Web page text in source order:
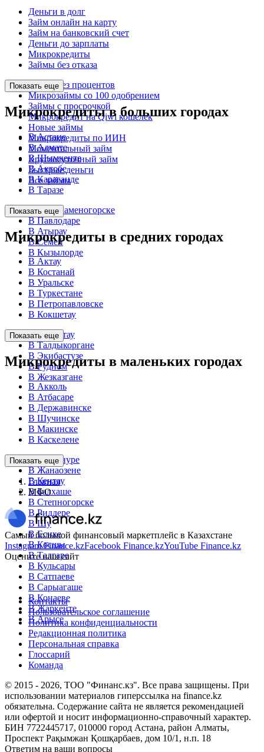
Деньги в долг
Займ онлайн на карту
Займ на банковский счет
Деньги до зарплаты
Микрокредиты
Займы без отказа
Займы без процентов
Микрозаймы со 100 одобрением
Займы с просрочкой
Микрокредит на Qiwi кошелек
Новые займы
Микрокредиты по ИИН
Моментальный займ
Круглосуточный займ
Быстрые деньги
Все займы
Показать еще
Микрокредиты в больших городах
В Астане
В Алмате
В Шымкенте
В Актобе
В Караганде
В Таразе
В Усть-Каменогорске
В Павлодаре
В Атырау
В Семей
В Кызылорде
Показать еще
Микрокредиты в средних городах
В Актау
В Костанай
В Уральске
В Туркестане
В Петропавловске
В Кокшетау
В Темиртау
В Талдыкоргане
В Экибастузе
В Рудном
В Жезказгане
Показать еще
Микрокредиты в маленьких городах
В Акколь
В Атбасаре
В Державинске
В Шучинске
В Макинске
В Каскелене
В Байконуре
В Жанаозене
В Кентау
В Балхаше
В Степногорске
В Риддере
В Шу
В Есике
В Косшы
В Талгаре
В Кульсары
В Сатпаеве
В Сарыагаше
В Конаеве
В Жаркенте
В Арысе
Показать еще
Главная
МФО
Самый большой финансовый маркетплейс в Казахстане
Instagram Finance.kzFacebook Finance.kzYouTube Finance.kz
Оцените наш сайт
Контакты
Пользовательское соглашение
Политика конфиденциальности
Редакционная политика
Персональная справка
Глоссарий
Команда
© 2015 - 2026, ТОО "Финанс.кз". Все права защищены. При
использовании материалов гиперссылка на finance.kz
обязательна. Содержание сайта не является рекомендацией
или офертой и носит информационно-справочный характер.
БИН 7722445717, 010000 город Астана, район Алматы,
Проспект Рақымжан Қошқарбаев, дом 10/1, н.п. 18
Ответим на ваши вопросы